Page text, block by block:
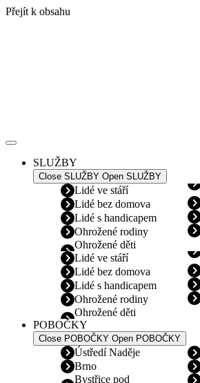
Přejít k obsahu
SLUŽBY
Close SLUŽBY Open SLUŽBY
Lidé ve stáří
Lidé bez domova
Lidé s handicapem
Ohrožené rodiny
Ohrožené děti
Lidé ve stáří
Lidé bez domova
Lidé s handicapem
Ohrožené rodiny
Ohrožené děti
POBOČKY
Close POBOČKY Open POBOČKY
Ústředí Naděje
Brno
Bystřice pod